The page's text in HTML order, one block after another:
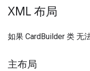
XML 布局
如果 CardBuilder 类 无
主布局